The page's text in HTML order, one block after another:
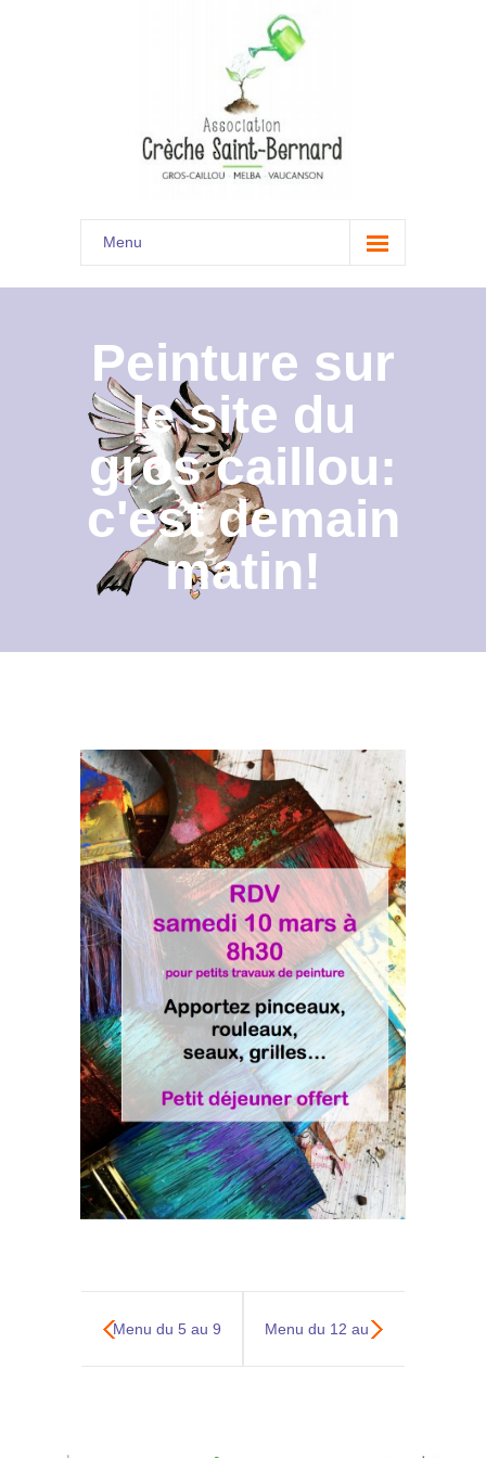
Menu
Accueil
Présentation
Documents
Les menus à venir
Contact
Archives du blog
Peinture sur
le site du
gros caillou:
c'est demain
matin!
Menu du 5 au 9 Menu du 12 au